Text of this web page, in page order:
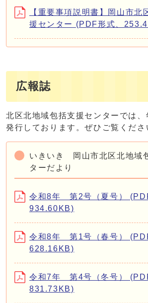
【重要事項説明書】岡山市北
援センター (PDF形式、
広報誌
北区北地域包括支援センターでは
発行しております。ぜひご覧くださ
いきいき 岡山市北区北地域
ターだより
令和8年 第2号（夏号）
934.60KB)
令和8年 第1号（春号）
628.16KB)
令和7年 第4号（冬号）
831.73KB)